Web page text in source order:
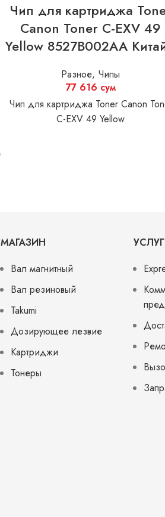
Чип для картриджа
Canon Toner C-EXV 49
Yellow 8527B002AA
Разное, Чипы
77 616 сум
Чип для картриджа Toner Canon
C-EXV 49 Yellow
МАГАЗИН
Вал магнитный
Вал резиновый
Takumi
Дозирующее лезвие
Картриджи
Тонеры